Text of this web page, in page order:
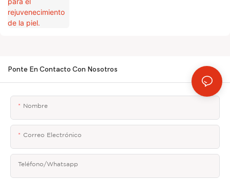
Ponte En Contacto Con Nosotros
Nombre
Correo Electrónico
Teléfono/whatsapp